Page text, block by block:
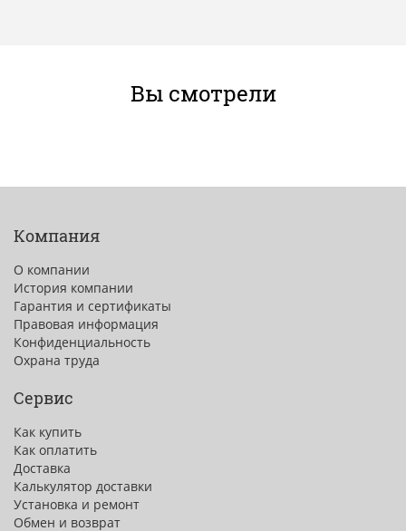
Вы смотрели
Компания
О компании
История компании
Гарантия и сертификаты
Правовая информация
Конфиденциальность
Охрана труда
Сервис
Как купить
Как оплатить
Доставка
Калькулятор доставки
Установка и ремонт
Обмен и возврат